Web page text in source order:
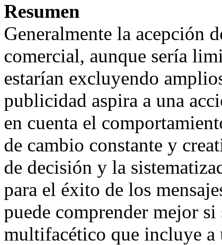
Resumen
Generalmente la acepción
comercial, aunque sería
estarían excluyendo
publicidad aspira a una
en cuenta el
de cambio constante y
de decisión y la
para el éxito de los
puede comprender mejor
multifacético que incluye a